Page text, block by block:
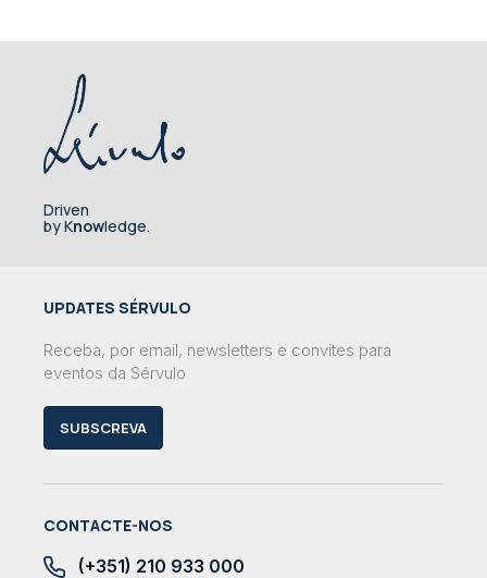
Driven
by Knowledge.
UPDATES SÉRVULO
Receba, por email, newsletters e convites para
eventos da Sérvulo
SUBSCREVA
CONTACTE-NOS
(+351) 210 933 000